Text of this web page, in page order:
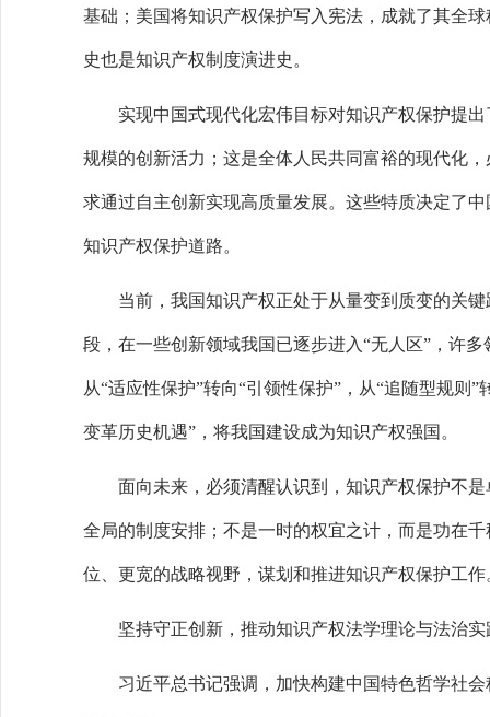
基础；美国将知识产权保护写入宪法，成就了其全
史也是知识产权制度演进史。
实现中国式现代化宏伟目标对知识产权保护提出
规模的创新活力；这是全体人民共同富裕的现代化
求通过自主创新实现高质量发展。这些特质决定了
知识产权保护道路。
当前，我国知识产权正处于从量变到质变的关键
段，在一些创新领域我国已逐步进入“无人区”，许
从“适应性保护”转向“引领性保护”，从“追随型规则
变革历史机遇”，将我国建设成为知识产权强国。
面向未来，必须清醒认识到，知识产权保护不是
全局的制度安排；不是一时的权宜之计，而是功在
位、更宽的战略视野，谋划和推进知识产权保护工作
坚持守正创新，推动知识产权法学理论与法治实
习近平总书记强调，加快构建中国特色哲学社会